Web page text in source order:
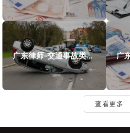
广东律师-交通事故类案件案例
查看更多